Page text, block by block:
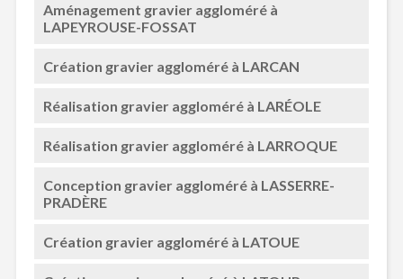
Aménagement gravier aggloméré à
LAPEYROUSE-FOSSAT
Création gravier aggloméré à LARCAN
Réalisation gravier aggloméré à LARÉOLE
Réalisation gravier aggloméré à LARROQUE
Conception gravier aggloméré à LASSERRE-
PRADÈRE
Création gravier aggloméré à LATOUE